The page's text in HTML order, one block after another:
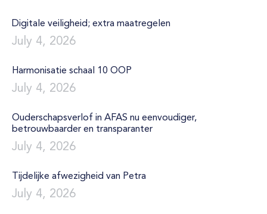
Digitale veiligheid; extra maatregelen
July 4, 2026
Harmonisatie schaal 10 OOP
July 4, 2026
Ouderschapsverlof in AFAS nu eenvoudiger,
betrouwbaarder en transparanter
July 4, 2026
Tijdelijke afwezigheid van Petra
July 4, 2026